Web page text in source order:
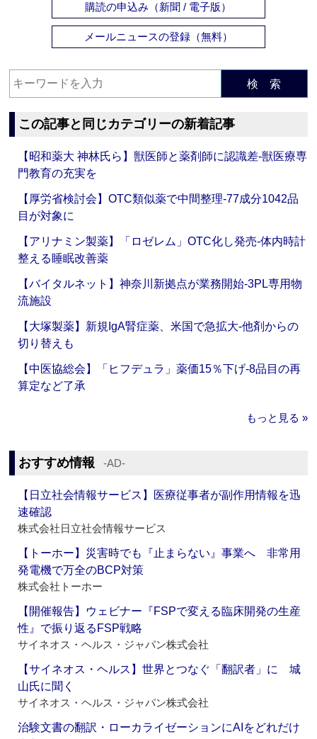
購読の申込み（新聞 / 電子版）
メールニュースの登録（無料）
検 索
この記事と同じカテゴリーの新着記事
【昭和薬大 神林氏ら】獣医師と薬剤師に認識差‐獣医療専
門教育の充実を
【厚労省検討会】OTC類似薬で中間整理‐77成分1042品
目が対象に
【アリナミン製薬】「ロゼレム」OTC化し発売‐体内時計
整える睡眠改善薬
【バイタルネット】神奈川新拠点が業務開始‐3PL専用物
流施設
【大塚製薬】新規IgA腎症薬、米国で急拡大‐他剤からの
切り替えも
【中医協総会】「ヒフデュラ」薬価15％下げ‐8品目の再
算定など了承
もっと見る »
おすすめ情報 ‐AD‐
【日立社会情報サービス】医療従事者が副作用情報を迅
速確認
株式会社日立社会情報サービス
【トーホー】災害時でも『止まらない』事業へ 非常用
発電機で万全のBCP対策
株式会社トーホー
【開催報告】ウェビナー『FSPで変える臨床開発の生産
性』で振り返るFSP戦略
サイネオス・ヘルス・ジャパン株式会社
【サイネオス・ヘルス】世界とつなぐ「翻訳者」に 城
山氏に聞く
サイネオス・ヘルス・ジャパン株式会社
治験文書の翻訳・ローカライゼーションにAIをどれだけ